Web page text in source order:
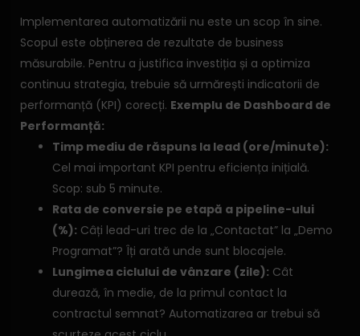
Implementarea automatizării nu este un scop în sine.
Scopul este obținerea de rezultate de business
măsurabile. Pentru a justifica investiția și a optimiza
continuu strategia, trebuie să urmărești indicatorii de
performanță (KPI) corecți. Exemplu de Dashboard de
Performanță:
Timp mediu de răspuns la lead (ore/minute):
Cel mai important KPI pentru eficiența inițială.
Scop: sub 5 minute.
Rata de conversie pe etapă a pipeline-ului
(%): Câți lead-uri trec de la „Contactat” la „Demo
Programat”? Îți arată unde sunt blocajele.
Lungimea ciclului de vânzare (zile): Cât
durează, în medie, de la primul contact la
contractul semnat? Automatizarea ar trebui să